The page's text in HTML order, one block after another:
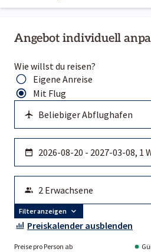
Angebot individuell
Wie willst du reisen?
Eigene Anreise
Mit Flug
Filter anzeigen
Preiskalender ausblenden
Preise pro Person ab